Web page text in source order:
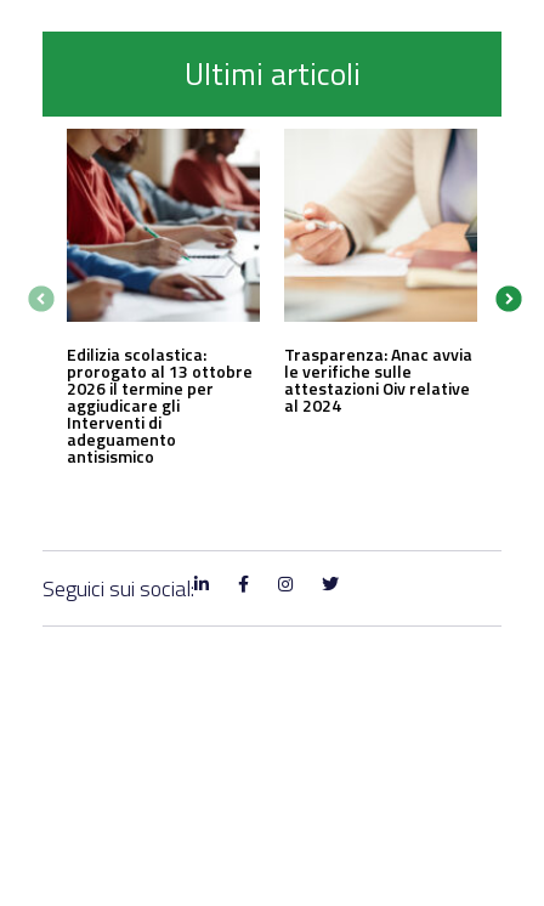
Ultimi articoli
Edilizia scolastica:
prorogato al 13 ottobre
2026 il termine per
aggiudicare gli
Interventi di
adeguamento
antisismico
Trasparenza: Anac avvia
le verifiche sulle
attestazioni Oiv relative
al 2024
Seguici sui social: